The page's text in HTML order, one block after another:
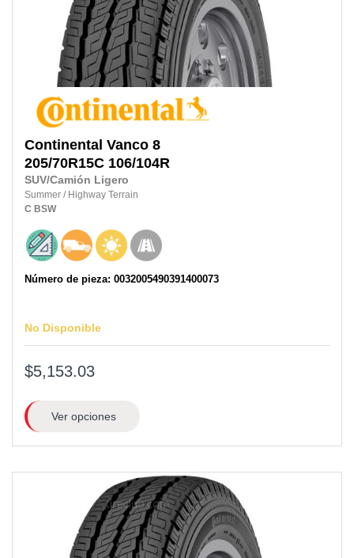
Continental Vanco 8
205/70R15C 106/104R
SUV/Camión Ligero
Summer / Highway Terrain
C BSW
Número de pieza: 0032005490391400073
No Disponible
$5,153.03
Ver opciones